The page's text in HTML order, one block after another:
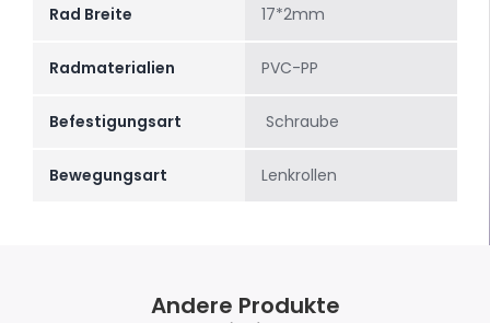
Rad Breite 17*2mm
Radmaterialien PVC-PP
Befestigungsart Schraube
Bewegungsart Lenkrollen
Andere Produkte